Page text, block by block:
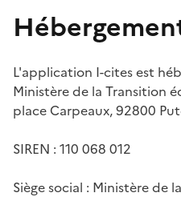
L'application I-cites est
Ministère de la Transition
place Carpeaux, 92800
SIREN : 110 068 012
Siège social : Ministère de